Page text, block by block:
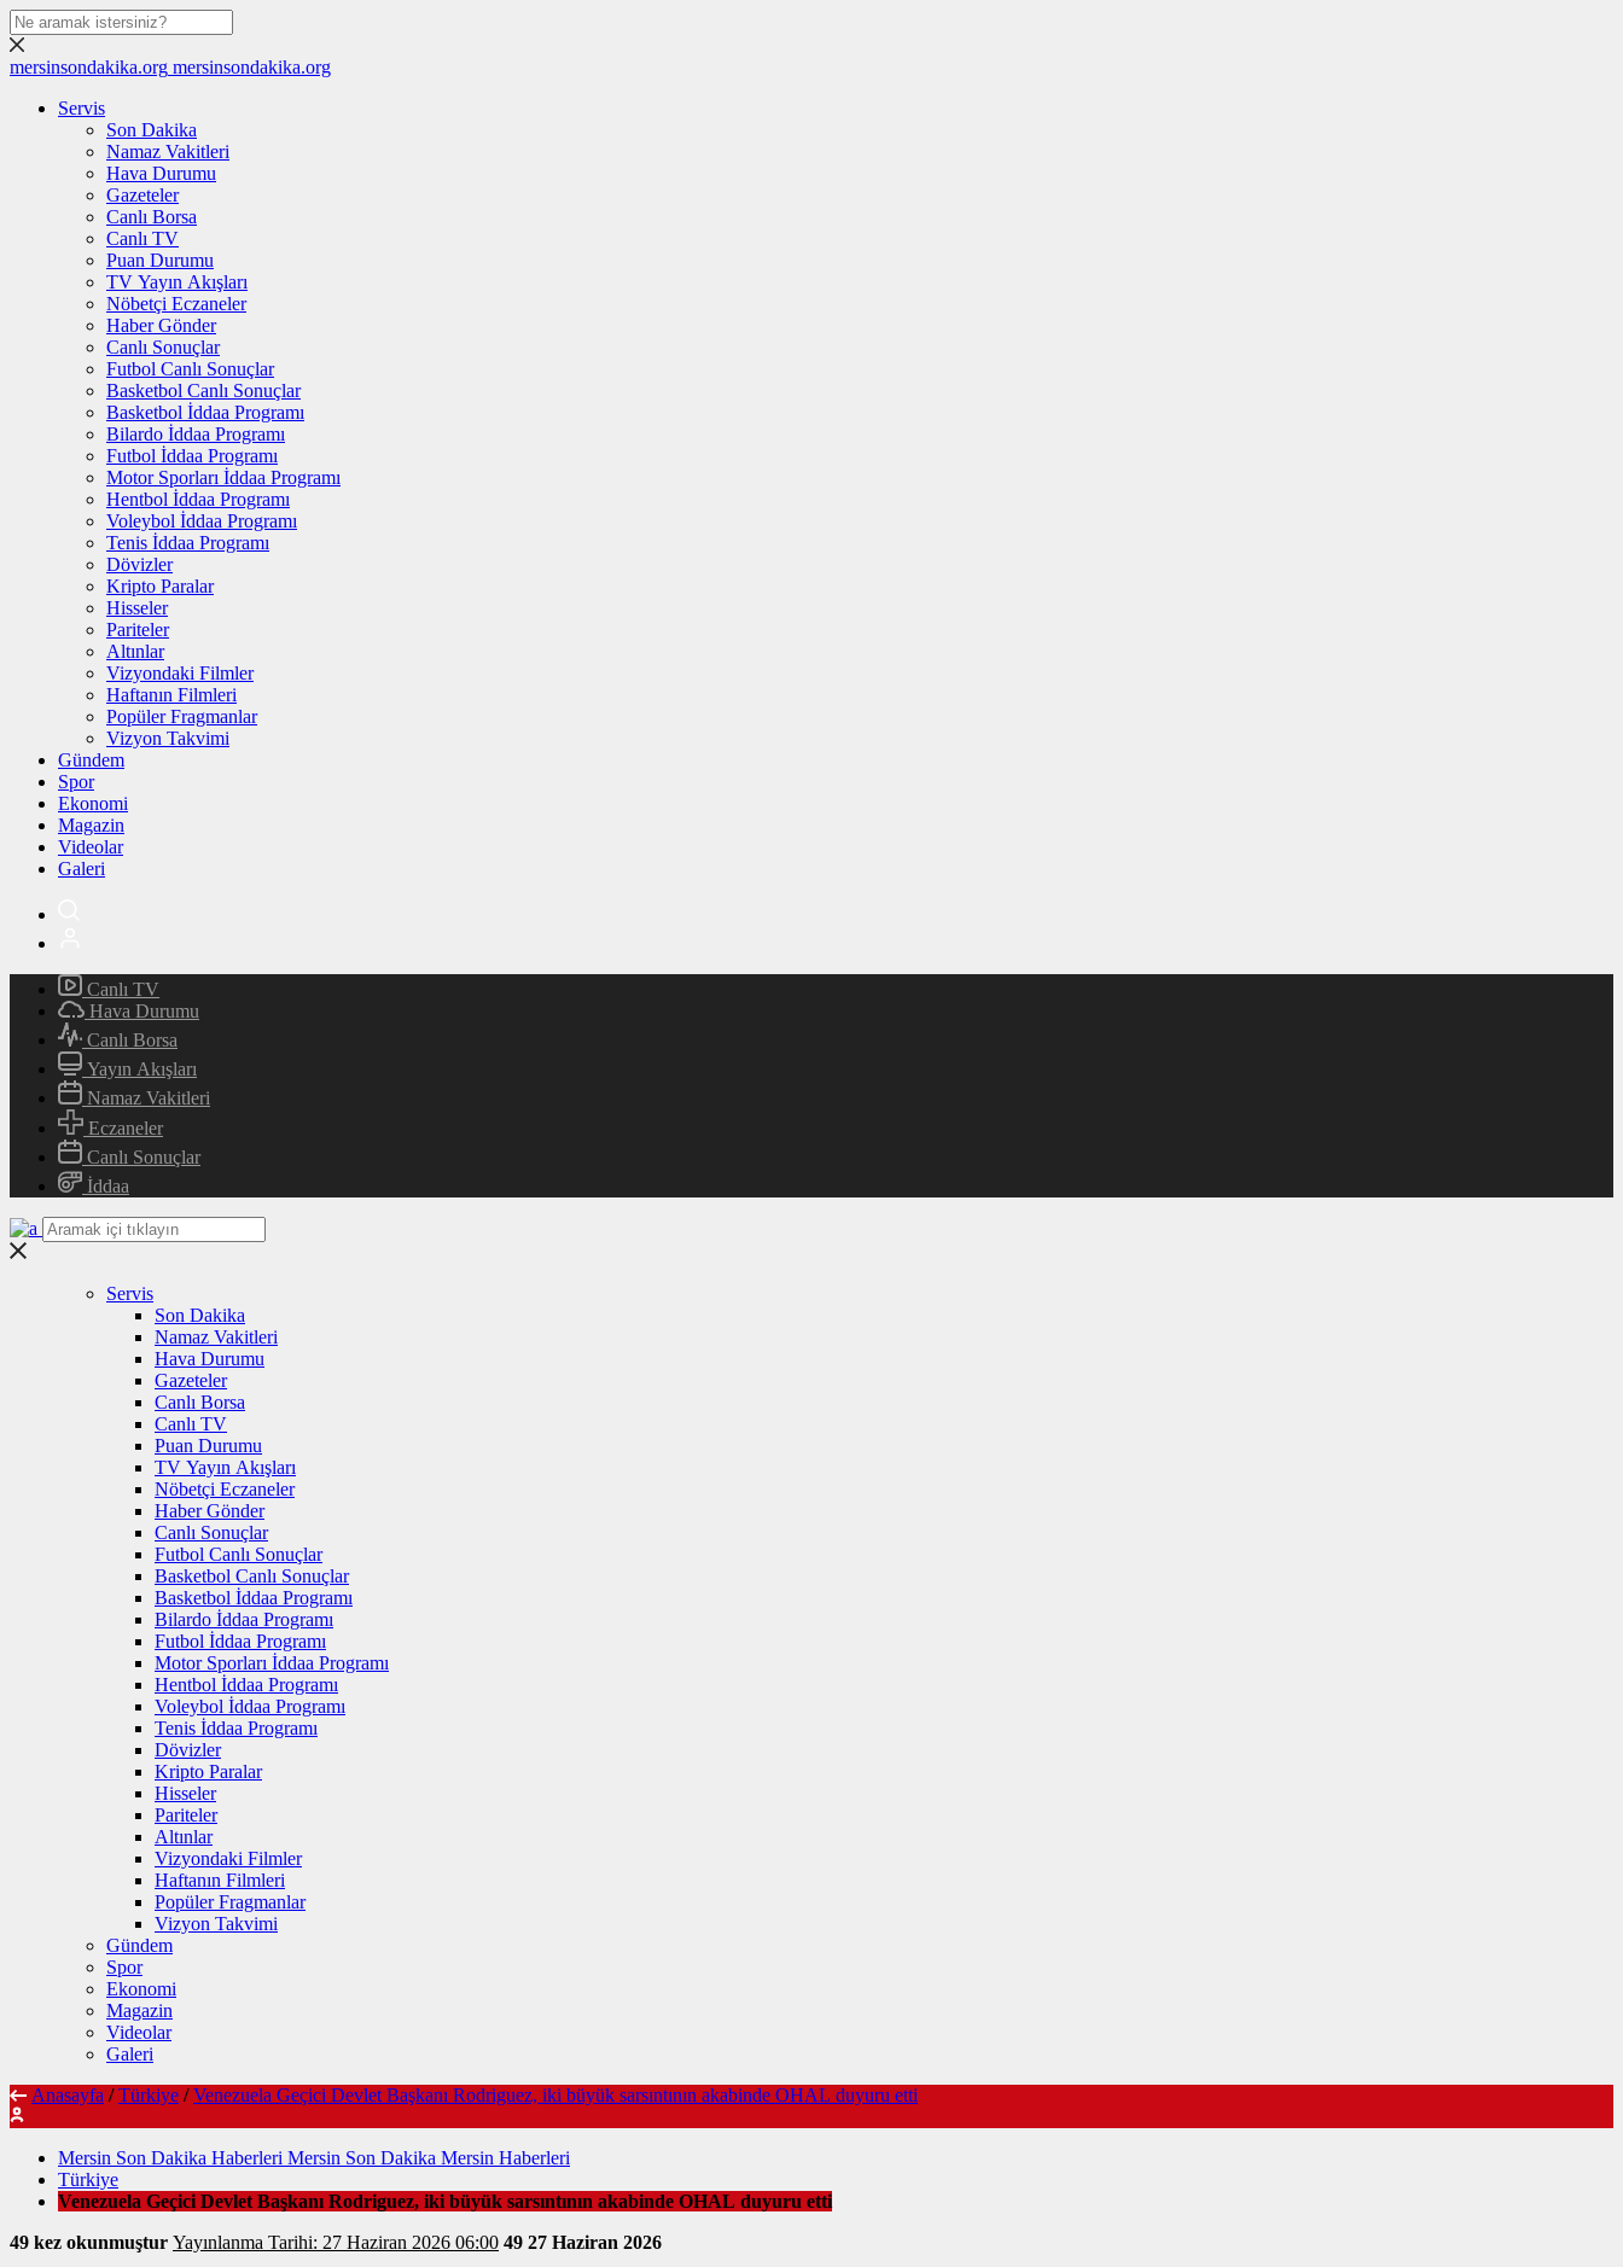
mersinsondakika.org mersinsondakika.org
Servis
Son Dakika
Namaz Vakitleri
Hava Durumu
Gazeteler
Canlı Borsa
Canlı TV
Puan Durumu
TV Yayın Akışları
Nöbetçi Eczaneler
Haber Gönder
Canlı Sonuçlar
Futbol Canlı Sonuçlar
Basketbol Canlı Sonuçlar
Basketbol İddaa Programı
Bilardo İddaa Programı
Futbol İddaa Programı
Motor Sporları İddaa Programı
Hentbol İddaa Programı
Voleybol İddaa Programı
Tenis İddaa Programı
Dövizler
Kripto Paralar
Hisseler
Pariteler
Altınlar
Vizyondaki Filmler
Haftanın Filmleri
Popüler Fragmanlar
Vizyon Takvimi
Gündem
Spor
Ekonomi
Magazin
Videolar
Galeri
Canlı TV
Hava Durumu
Canlı Borsa
Yayın Akışları
Namaz Vakitleri
Eczaneler
Canlı Sonuçlar
İddaa
Servis
Son Dakika
Namaz Vakitleri
Hava Durumu
Gazeteler
Canlı Borsa
Canlı TV
Puan Durumu
TV Yayın Akışları
Nöbetçi Eczaneler
Haber Gönder
Canlı Sonuçlar
Futbol Canlı Sonuçlar
Basketbol Canlı Sonuçlar
Basketbol İddaa Programı
Bilardo İddaa Programı
Futbol İddaa Programı
Motor Sporları İddaa Programı
Hentbol İddaa Programı
Voleybol İddaa Programı
Tenis İddaa Programı
Dövizler
Kripto Paralar
Hisseler
Pariteler
Altınlar
Vizyondaki Filmler
Haftanın Filmleri
Popüler Fragmanlar
Vizyon Takvimi
Gündem
Spor
Ekonomi
Magazin
Videolar
Galeri
Anasayfa / Türkiye / Venezuela Geçici Devlet Başkanı Rodriguez, iki büyük sarsıntının akabinde OHAL duyuru etti
Mersin Son Dakika Haberleri Mersin Son Dakika Mersin Haberleri
Türkiye
Venezuela Geçici Devlet Başkanı Rodriguez, iki büyük sarsıntının akabinde OHAL duyuru etti
49 kez okunmuştur
Yayınlanma Tarihi: 27 Haziran 2026 06:00 49 27 Haziran 2026